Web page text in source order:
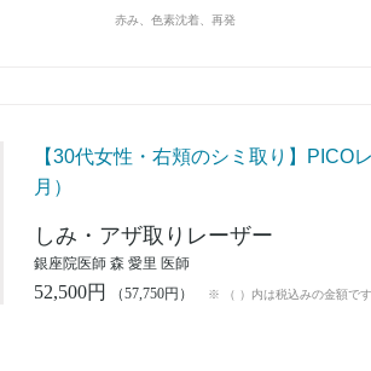
赤み、色素沈着、再発
【30代女性・右頬のシミ取り】PICO
月）
しみ・アザ取りレーザー
銀座院医師 森 愛里 医師
52,500円 （57,750円） ※ （ ）内は税込みの金額です